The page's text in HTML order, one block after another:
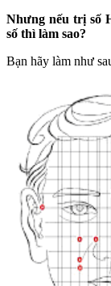
Nhưng nếu trị số
số thì làm sao?
Bạn hãy làm như